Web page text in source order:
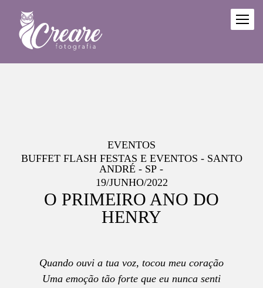
EVENTOS
BUFFET FLASH FESTAS E EVENTOS - SANTO
ANDRÉ - SP
19/JUNHO/2022
O PRIMEIRO ANO DO
HENRY
Quando ouvi a tua voz, tocou meu coração
Uma emoção tão forte que eu nunca senti